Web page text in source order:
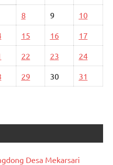
8 9 10
15 16 17
22 23 24
29 30 31
Desa Mekarsari